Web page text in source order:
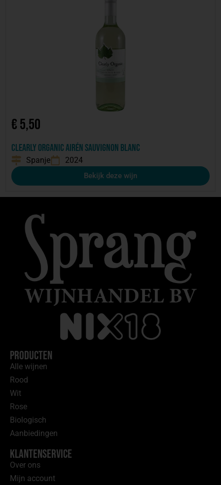
€5,50
Clearly Organic Airén Sauvignon blanc
Spanje 2024
Bekijk deze wijn
Producten
Alle wijnen
Rood
Wit
Rose
Biologisch
Aanbiedingen
Klantenservice
Over ons
Mijn account